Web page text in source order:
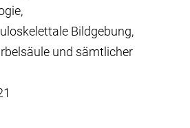
Bildgebung,
und sämtlicher